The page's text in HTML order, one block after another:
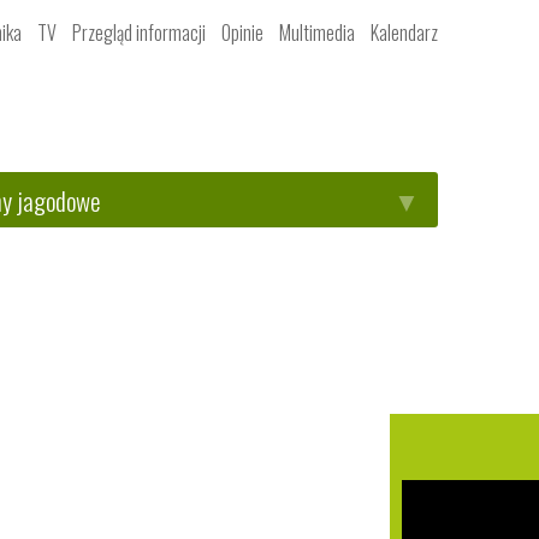
TV Przegląd informacji Opinie Multimedia Kalendarz
jagodowe